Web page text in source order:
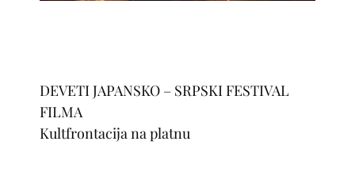
DEVETI JAPANSKO – SRPSKI FESTIVAL
FILMA
Kultfrontacija na platnu